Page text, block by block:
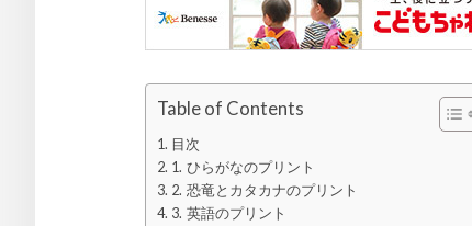
Table of Contents
目次
1. ひらがなのプリント
2. 恐竜とカタカナのプリント
3. 英語のプリント